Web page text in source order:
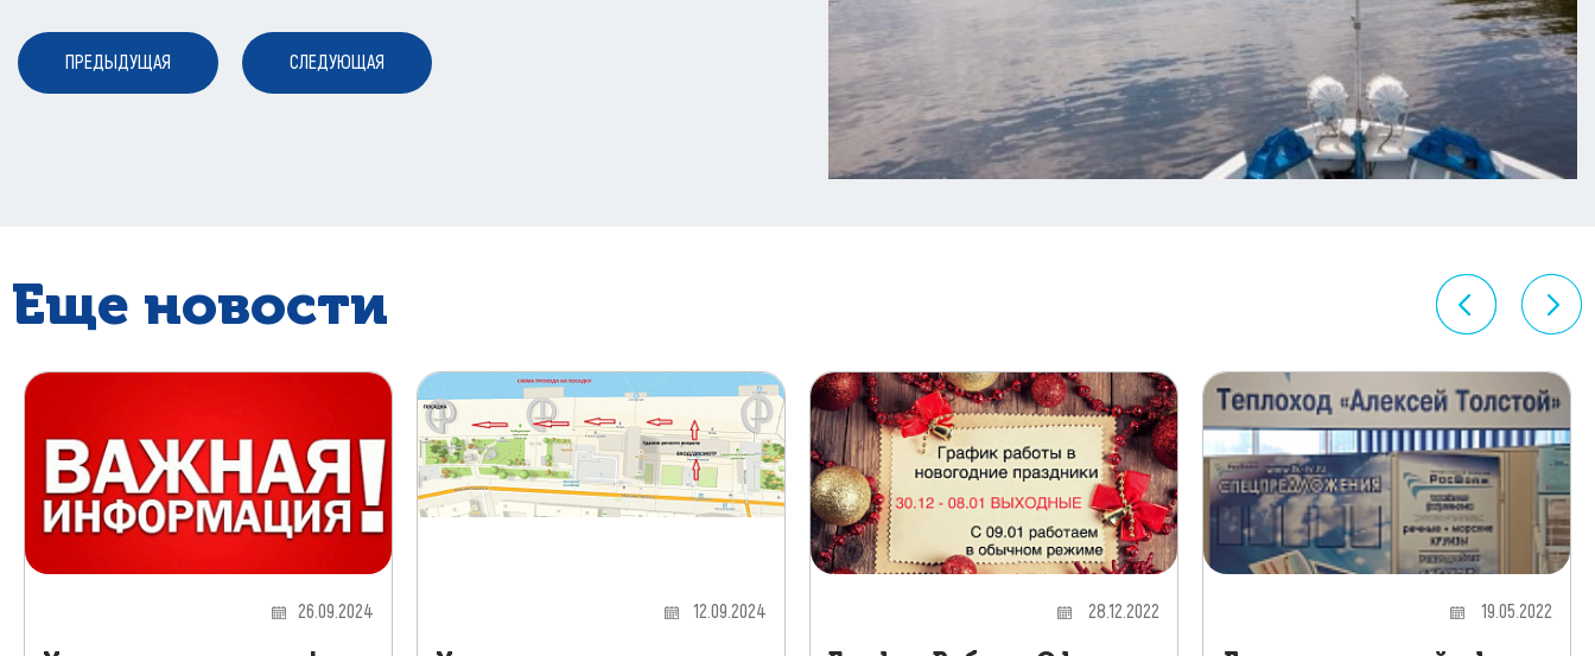
ПРЕДЫДУЩАЯ СЛЕДУЮЩАЯ
Еще новости
26.09.2024 12.09.2024 28.12.2022 19.05.2022